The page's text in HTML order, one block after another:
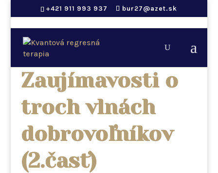
+421 911 993 937 bur27@azet.sk
Zaujímavosti o
troch vlnách
dobrovoľníkov
(2.časť)